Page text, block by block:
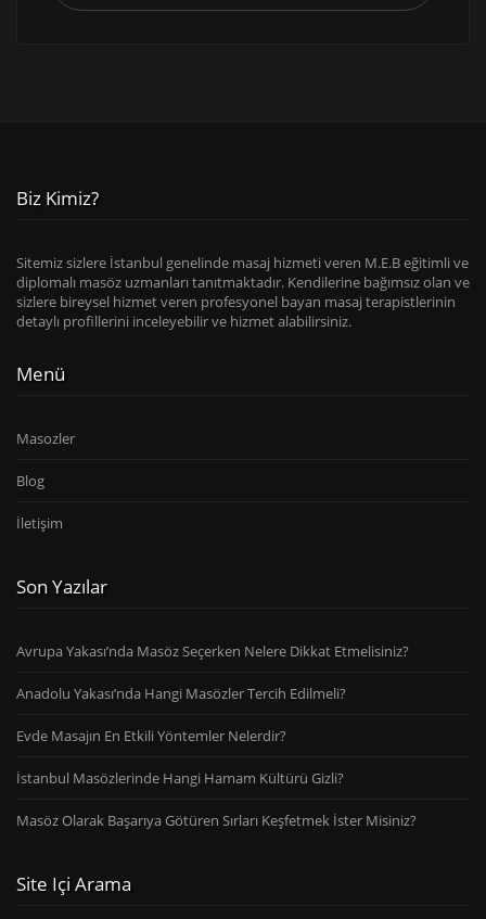
Biz Kimiz?
Sitemiz sizlere İstanbul genelinde masaj hizmeti veren M.E.B eğitimli ve
diplomalı masöz uzmanları tanıtmaktadır. Kendilerine bağımsız olan ve
sizlere bireysel hizmet veren profesyonel bayan masaj terapistlerinin
detaylı profillerini inceleyebilir ve hizmet alabilirsiniz.
Menü
Masozler
Blog
İletişim
Son Yazılar
Avrupa Yakası’nda Masöz Seçerken Nelere Dikkat Etmelisiniz?
Anadolu Yakası’nda Hangi Masözler Tercih Edilmeli?
Evde Masajın En Etkili Yöntemler Nelerdir?
İstanbul Masözlerinde Hangi Hamam Kültürü Gizli?
Masöz Olarak Başarıya Götüren Sırları Keşfetmek İster Misiniz?
Site Içi Arama